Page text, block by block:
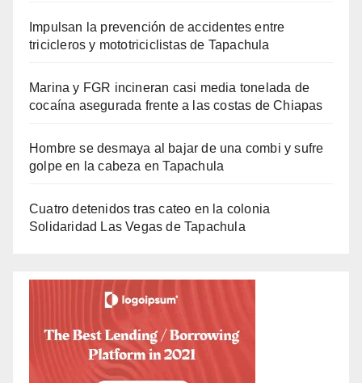
Impulsan la prevención de accidentes entre
tricicleros y mototriciclistas de Tapachula
Marina y FGR incineran casi media tonelada de
cocaína asegurada frente a las costas de Chiapas
Hombre se desmaya al bajar de una combi y sufre
golpe en la cabeza en Tapachula
Cuatro detenidos tras cateo en la colonia
Solidaridad Las Vegas de Tapachula